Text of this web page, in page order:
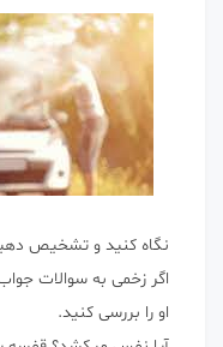
نگاه کنید و تشخیص
اگر زخمی به سوالات
او را بررسی کنید.